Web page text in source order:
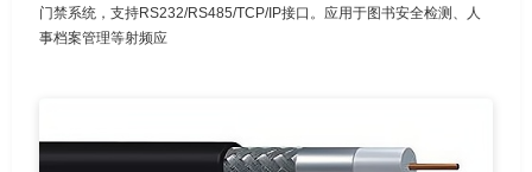
门禁系统，支持RS232/RS485/TCP/IP接口。应用于图书安全检测、人
事档案管理等射频应